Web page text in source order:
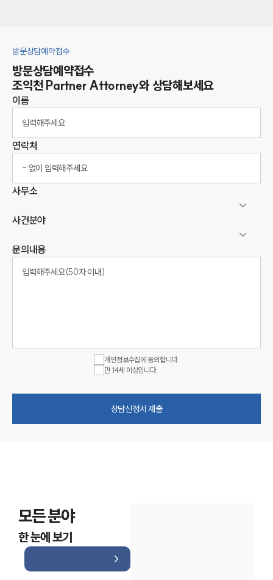
방문상담예약접수
방문상담예약접수
조익천 Partner Attorney와 상담해보세요
이름
연락처
사무소
사건분야
문의내용
개인정보수집에 동의합니다.
만 14세 이상입니다.
상담신청서 제출
모든 분야
한 눈에 보기